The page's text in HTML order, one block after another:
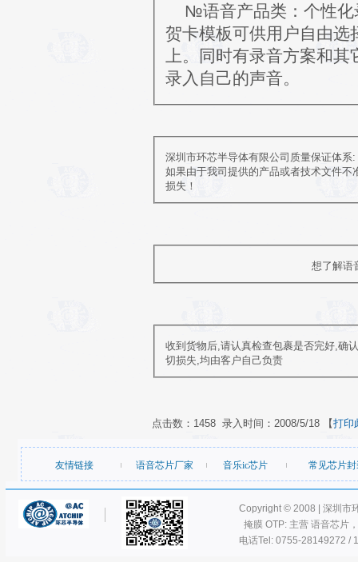
№语音产品类：个性化
贺卡模板可供用户自由选
上。同时有录音方案和
录入自己的声音。
深圳市环芯半导体有限公司质量保证体系:
如果由于我司提供的产品或者技术文件
损失！
想了解语
收到货物后,请认真检查包裹是否完好,确
切损失,均由客户自己负责
点击数：1458 录入时间：2008/5/18 【打印
友情链接 语音芯片厂家 音乐ic芯片 常见芯片
Copyright © 2008 | 深圳市
掩膜 OTP: 主营 语音芯片
电话Tel: 0755-28149272 /